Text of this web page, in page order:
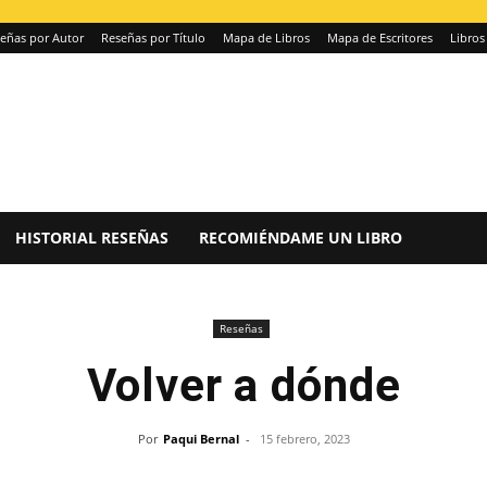
por Autor Reseñas por Título Mapa de Libros Mapa de Escritores
HISTORIAL RESEÑAS RECOMIÉNDAME UN LIBRO
Reseñas
Volver a dónde
Por Paqui Bernal - 15 febrero, 2023